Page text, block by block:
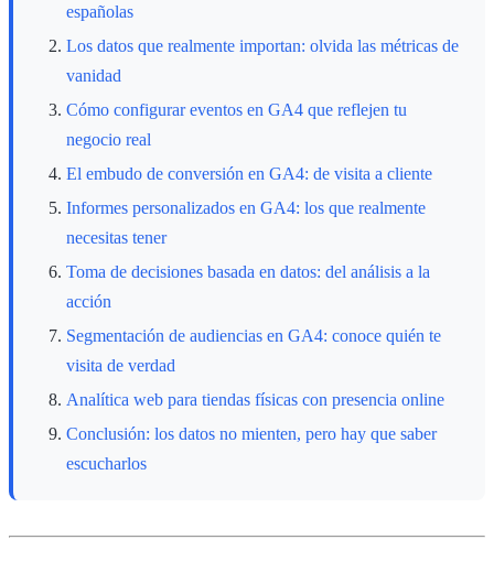
españolas
Los datos que realmente importan: olvida las métricas de
vanidad
Cómo configurar eventos en GA4 que reflejen tu
negocio real
El embudo de conversión en GA4: de visita a cliente
Informes personalizados en GA4: los que realmente
necesitas tener
Toma de decisiones basada en datos: del análisis a la
acción
Segmentación de audiencias en GA4: conoce quién te
visita de verdad
Analítica web para tiendas físicas con presencia online
Conclusión: los datos no mienten, pero hay que saber
escucharlos